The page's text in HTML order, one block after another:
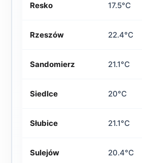
Resko 17.5°C
Rzeszów 22.4°C
Sandomierz 21.1°C
Siedlce 20°C
Słubice 21.1°C
Sulejów 20.4°C